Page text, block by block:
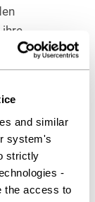
and similar
system's
strictly
-
the access to
ihre
das